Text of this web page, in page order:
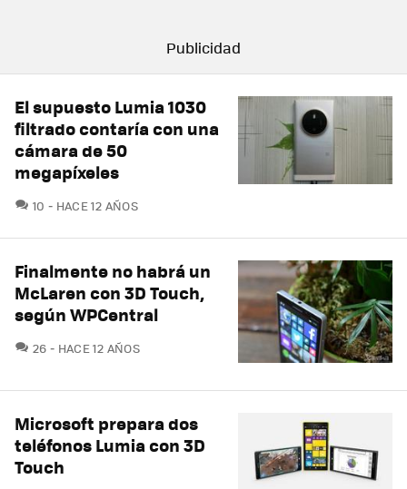
El supuesto Lumia 1030
filtrado contaría con una
cámara de 50
megapíxeles
10 COMENTARIOS
HACE 12 AÑOS
Finalmente no habrá un
McLaren con 3D Touch,
según WPCentral
26 COMENTARIOS
HACE 12 AÑOS
Microsoft prepara dos
teléfonos Lumia con 3D